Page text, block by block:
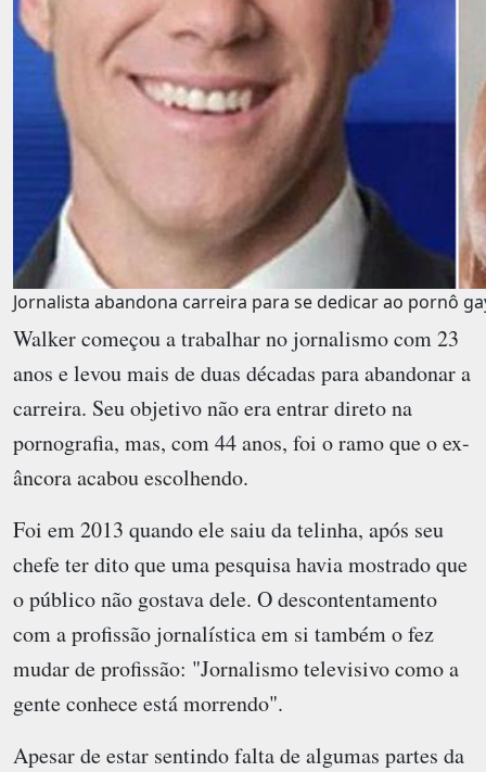
Jornalista abandona carreira para se dedicar ao pornô
Walker começou a trabalhar no jornalismo com 23
anos e levou mais de duas décadas para abandonar a
carreira. Seu objetivo não era entrar direto na
pornografia, mas, com 44 anos, foi o ramo que o ex-
âncora acabou escolhendo.
Foi em 2013 quando ele saiu da telinha, após seu
chefe ter dito que uma pesquisa havia mostrado que
o público não gostava dele. O descontentamento
com a profissão jornalística em si também o fez
mudar de profissão: "Jornalismo televisivo como a
gente conhece está morrendo".
Apesar de estar sentindo falta de algumas partes da